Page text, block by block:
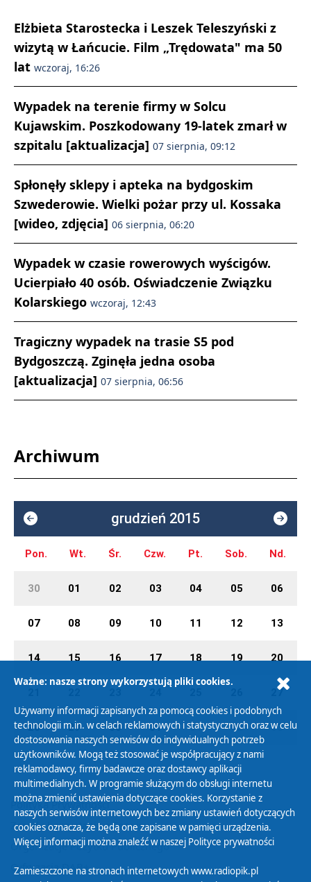
Elżbieta Starostecka i Leszek Teleszyński z
wizytą w Łańcucie. Film „Trędowata" ma 50
lat wczoraj, 16:26
Wypadek na terenie firmy w Solcu
Kujawskim. Poszkodowany 19-latek zmarł w
szpitalu [aktualizacja] 07 sierpnia, 09:12
Spłonęły sklepy i apteka na bydgoskim
Szwederowie. Wielki pożar przy ul. Kossaka
[wideo, zdjęcia] 06 sierpnia, 06:20
Wypadek w czasie rowerowych wyścigów.
Ucierpiało 40 osób. Oświadczenie Związku
Kolarskiego wczoraj, 12:43
Tragiczny wypadek na trasie S5 pod
Bydgoszczą. Zginęła jedna osoba
[aktualizacja] 07 sierpnia, 06:56
Archiwum
grudzień 2015
Pon. Wt. Śr. Czw. Pt. Sob. Nd.
30 01 02 03 04 05 06
07 08 09 10 11 12 13
14 15 16 17 18 19 20
27
28 29 30 31 01 02 03
Polityka Prywatności
Zasady korzystania z Serwisu
Organizacje Pożytku Publicznego
Cyfryzacja DAB+
Ważne: nasze strony wykorzystują pliki cookies.
Używamy informacji zapisanych za pomocą cookies i podobnych
technologii m.in. w celach reklamowych i statystycznych oraz w celu
dostosowania naszych serwisów do indywidualnych potrzeb
użytkowników. Mogą też stosować je współpracujący z nami
reklamodawcy, firmy badawcze oraz dostawcy aplikacji
multimedialnych. W programie służącym do obsługi internetu
można zmienić ustawienia dotyczące cookies. Korzystanie z
naszych serwisów internetowych bez zmiany ustawień dotyczących
cookies oznacza, że będą one zapisane w pamięci urządzenia.
Więcej informacji można znaleźć w naszej Polityce prywatności
Zamieszczone na stronach internetowych www.radiopik.pl